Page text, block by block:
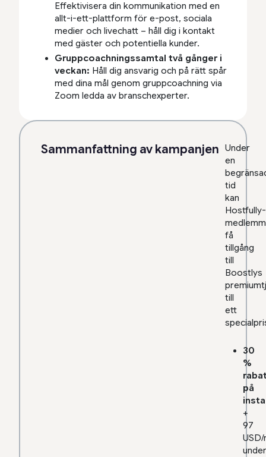
Effektivisera din kommunikation med en
allt-i-ett-plattform för e-post, sociala
medier och livechatt – håll dig i kontakt
med gäster och potentiella kunder.
Gruppcoachningssamtal två gånger i
veckan: Håll dig ansvarig och på rätt spår
med dina mål genom gruppcoachning via
Zoom ledda av branschexperter.
Sammanfattning av kampanjen
Under
en
tid
kan
Hostfully-
få
tillgång
till
Boostlys
till
ett
30
%
på
+
97
under